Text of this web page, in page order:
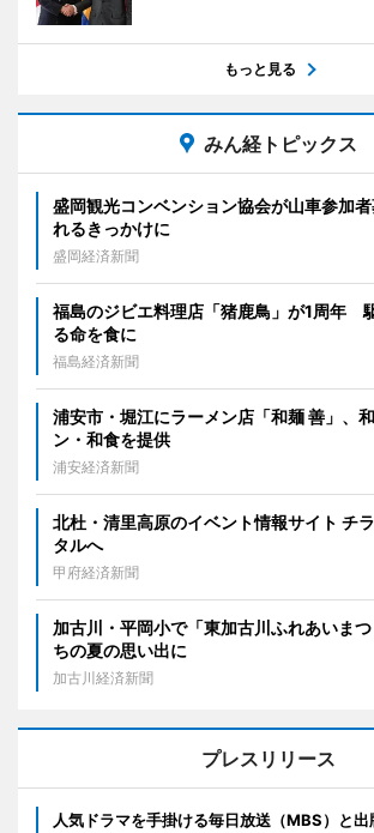
もっと見る
みん経トピックス
盛岡観光コンベンション協会が山車参加
れるきっかけに
盛岡経済新聞
福島のジビエ料理店「猪鹿鳥」が1周年
る命を食に
福島経済新聞
浦安市・堀江にラーメン店「和麺 善」、
ン・和食を提供
浦安経済新聞
北杜・清里高原のイベント情報サイト チ
タルへ
甲府経済新聞
加古川・平岡小で「東加古川ふれあいま
ちの夏の思い出に
加古川経済新聞
プレスリリース
人気ドラマを手掛ける毎日放送（MBS）と